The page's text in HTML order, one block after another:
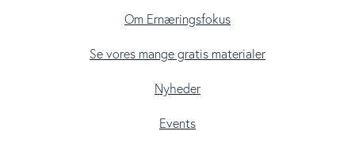
Om Ernæringsfokus
Se vores mange gratis materialer
Nyheder
Events